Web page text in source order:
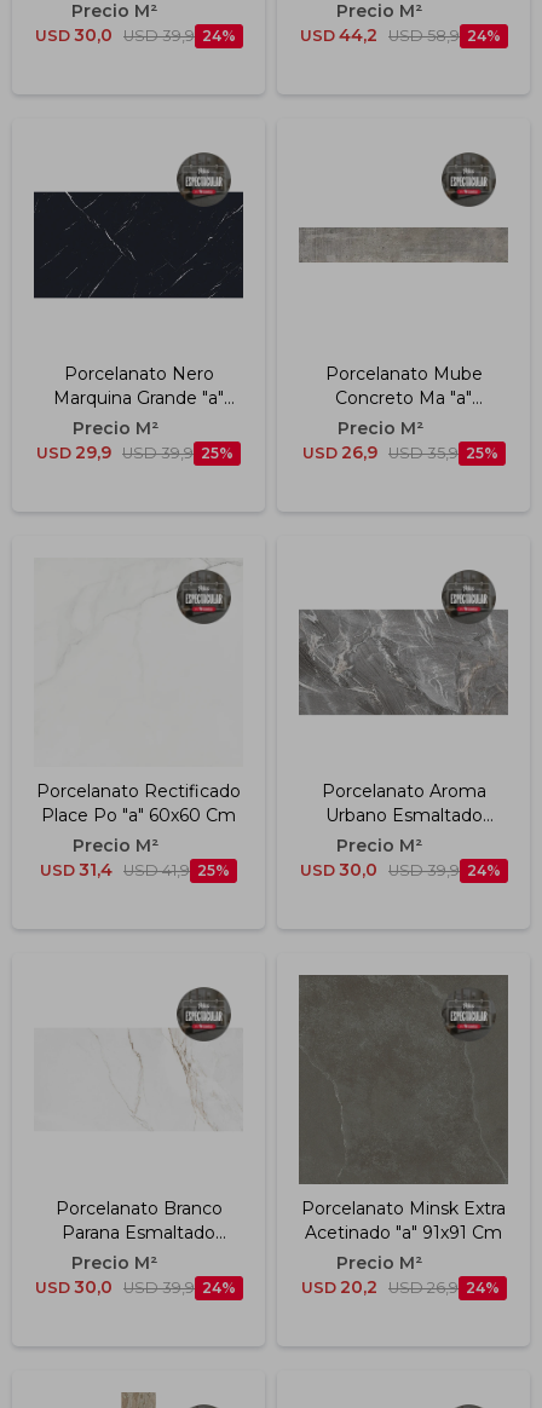
Polido "a" 49x99 Cm
USD 30,0 USD 39,9 24
Cm
USD 44,2 USD 58,9 24
Porcelanato Nero
Marquina Grande "a"
60x120 Cm
USD 29,9 USD 39,9 25
Porcelanato Mube
Concreto Ma "a"
19.7x120 Cm
USD 26,9 USD 35,9 25
Porcelanato Rectificado
Place Po "a" 60x60 Cm
USD 31,4 USD 41,9 25
Porcelanato Aroma
Urbano Esmaltado
Polido "a" 49x99 Cm
USD 30,0 USD 39,9 24
Porcelanato Branco
Parana Esmaltado
Polido "a" 49x99 Cm
USD 30,0 USD 39,9 24
Porcelanato Minsk Extra
Acetinado "a" 91x91 Cm
USD 20,2 USD 26,9 24